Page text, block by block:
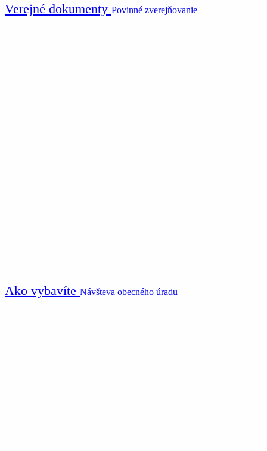
Verejné dokumenty Povinné zverejňovanie
Ako vybavíte Návšteva obecného úradu